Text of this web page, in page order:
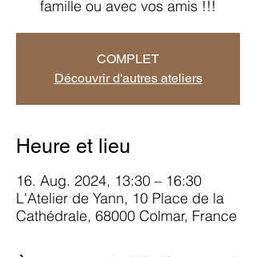
famille ou avec vos amis !!!
COMPLET
Découvrir d'autres ateliers
Heure et lieu
16. Aug. 2024, 13:30 – 16:30
L'Atelier de Yann, 10 Place de la
Cathédrale, 68000 Colmar, France